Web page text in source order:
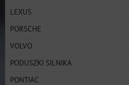
LEXUS
PORSCHE
VOLVO
PODUSZKI SILNIKA
PONTIAC